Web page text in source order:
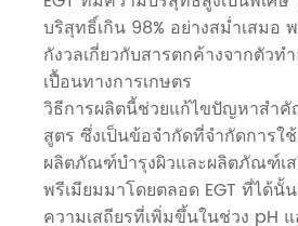
บริสุทธิ์เกิน 98% อย่างสม่ำเสมอ
กังวลเกี่ยวกับสารตกค้างจากตัวท
เปื้อนทางการเกษตร
วิธีการผลิตนี้ช่วยแก้ไขปัญหาสำ
สูตร ซึ่งเป็นข้อจำกัดที่จำกัดการใ
ผลิตภัณฑ์บำรุงผิวและผลิตภัณฑ์เ
พรีเมียมมาโดยตลอด EGT ที่ได้นั้
ความเสถียรที่เพิ่มขึ้นในช่วง pH